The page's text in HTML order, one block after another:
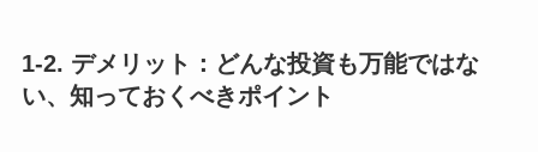
1-2. デメリット：どんな投資も万能ではな
い、知っておくべきポイント